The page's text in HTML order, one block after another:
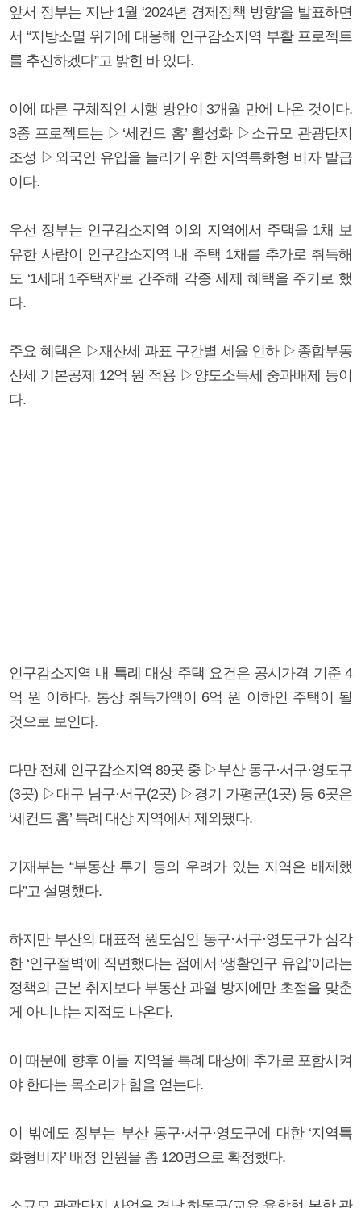
앞서 정부는 지난 1월 ‘2024년 경제정책 방향’을 발표하면
서 “지방소멸 위기에 대응해 인구감소지역 부활 프로젝트
를 추진하겠다”고 밝힌 바 있다.
이에 따른 구체적인 시행 방안이 3개월 만에 나온 것이다.
3종 프로젝트는 ▷‘세컨드 홈’ 활성화 ▷소규모 관광단지
조성 ▷외국인 유입을 늘리기 위한 지역특화형 비자 발급
이다.
우선 정부는 인구감소지역 이외 지역에서 주택을 1채 보
유한 사람이 인구감소지역 내 주택 1채를 추가로 취득해
도 ‘1세대 1주택자’로 간주해 각종 세제 혜택을 주기로 했
다.
주요 혜택은 ▷재산세 과표 구간별 세율 인하 ▷종합부동
산세 기본공제 12억 원 적용 ▷양도소득세 중과배제 등이
다.
인구감소지역 내 특례 대상 주택 요건은 공시가격 기준 4
억 원 이하다. 통상 취득가액이 6억 원 이하인 주택이 될
것으로 보인다.
다만 전체 인구감소지역 89곳 중 ▷부산 동구·서구·영도구
(3곳) ▷대구 남구·서구(2곳) ▷경기 가평군(1곳) 등 6곳은
‘세컨드 홈’ 특례 대상 지역에서 제외됐다.
기재부는 “부동산 투기 등의 우려가 있는 지역은 배제했
다”고 설명했다.
하지만 부산의 대표적 원도심인 동구·서구·영도구가 심각
한 ‘인구절벽’에 직면했다는 점에서 ‘생활인구 유입’이라는
정책의 근본 취지보다 부동산 과열 방지에만 초점을 맞춘
게 아니냐는 지적도 나온다.
이 때문에 향후 이들 지역을 특례 대상에 추가로 포함시켜
야 한다는 목소리가 힘을 얻는다.
이 밖에도 정부는 부산 동구·서구·영도구에 대한 ‘지역특
화형비자’ 배정 인원을 총 120명으로 확정했다.